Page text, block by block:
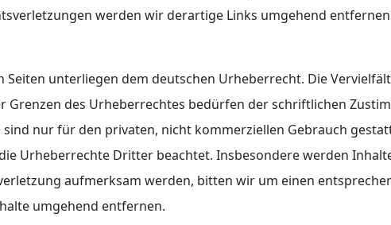
werden wir derartige Links umgehend
unterliegen dem deutschen Urheberrecht. Die
des Urheberrechtes bedürfen der schriftlichen
nur für den privaten, nicht kommerziellen Gebrauch
Urheberrechte Dritter beachtet. Insbesondere werden
aufmerksam werden, bitten wir um einen
umgehend entfernen.